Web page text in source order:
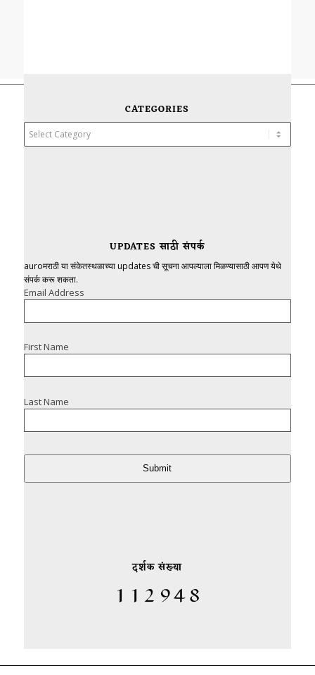
CATEGORIES
Categories
UPDATES साठी संपर्क
auroमराठी या संकेतस्थळाच्या updates ची सूचना आपल्याला मिळण्यासाठी आपण येथे
संपर्क करू शकता.
Email Address
First Name
Last Name
Submit
दर्शक संख्या